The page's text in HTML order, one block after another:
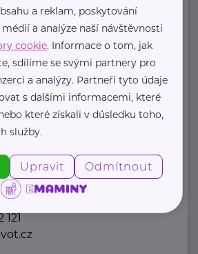
794
4
propaguje
se zájemci ...
a reklam, poskytování
a analýze naší návštěvnosti
cookie. Informace o tom, jak
sdílíme se svými partnery pro
a analýzy. Partneři tyto údaje
s dalšími informacemi, které
které získali v důsledku toho,
služby.
Upravit Odmítnout